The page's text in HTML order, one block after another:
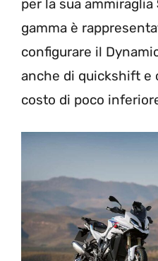
per la sua ammiraglia
gamma è
configurare il
anche di quickshift e
costo di poco